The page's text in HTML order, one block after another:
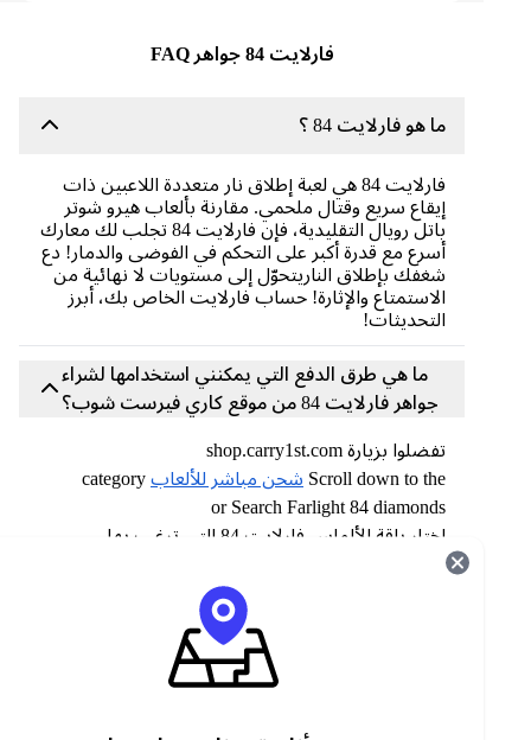
فارلايت 84 جواهر FAQ
ما هو فارلايت 84 ؟
فارلايت 84 هي لعبة إطلاق نار متعددة اللاعبين ذات
إيقاع سريع وقتال ملحمي. مقارنة بألعاب هيرو شوتر
باتل رويال التقليدية، فإن فارلايت 84 تجلب لك معارك
أسرع مع قدرة أكبر على التحكم في الفوضى والدمار! دع
شغفك بإطلاق الناريتحوّل إلى مستويات لا نهائية من
الاستمتاع والإثارة! حساب فارلايت الخاص بك، أبرز
التحديثات!
ما هي طرق الدفع التي يمكنني استخدامها لشراء
جواهر فارلايت 84 من موقع كاري فيرست شوب؟
تفضلوا بزيارة shop.carry1st.com
Scroll down to the شحن مباشر للألعاب category
or Search Farlight 84 diamonds
اختار باقة الألماس فارلايت 84 التي ترغب بها
أدخل معرفك الفريد (UID) الخاص بـ Farlight 84.
اختر طريقة الدفع المفضلة لديك (مثل التحويل
المصرفي، البطاقة، المحفظة الإلكترونية).
بعد إتمام عملية الدفع، ستتلقى مشترياتك مباشرة